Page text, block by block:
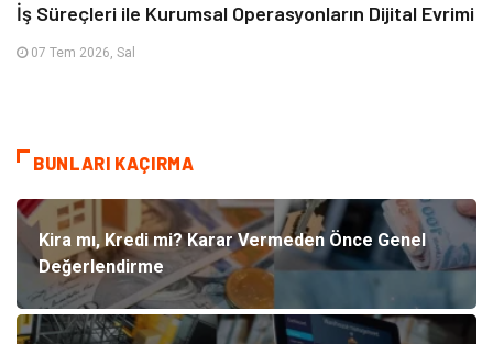
İş Süreçleri ile Kurumsal Operasyonların Dijital Evrimi
07 Tem 2026, Sal
BUNLARI KAÇIRMA
Kira mı, Kredi mi? Karar Vermeden Önce Genel
Değerlendirme